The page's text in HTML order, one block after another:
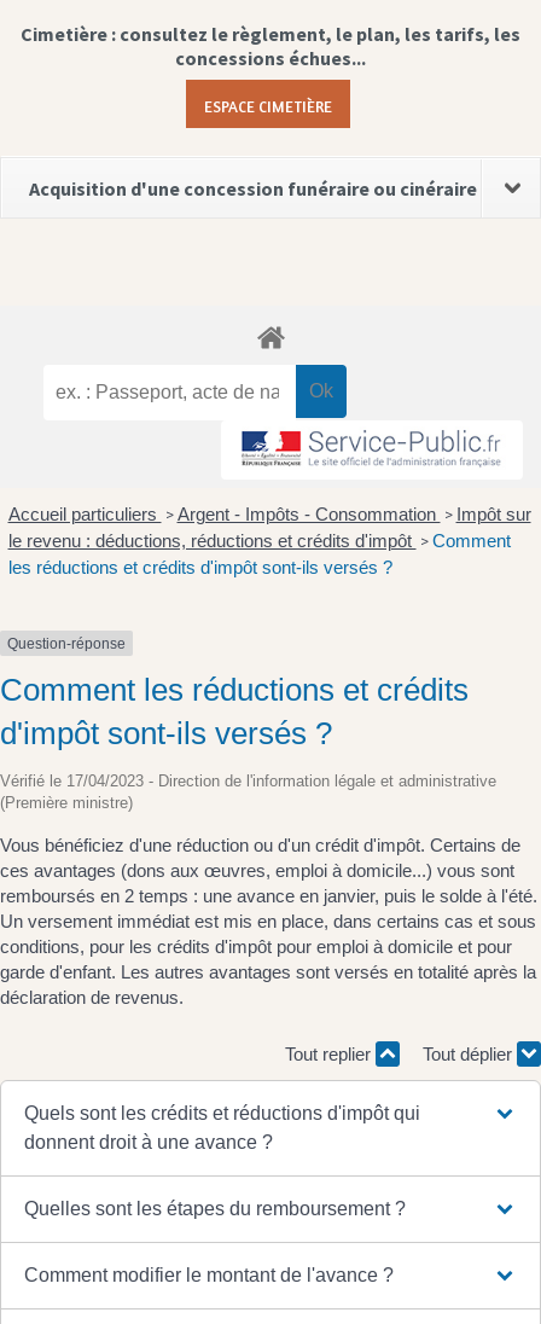
Cimetière : consultez le règlement, le plan, les tarifs, les
concessions échues...
ESPACE CIMETIÈRE
Acquisition d'une concession funéraire ou cinéraire
Accueil particuliers > Argent - Impôts - Consommation > Impôt sur
le revenu : déductions, réductions et crédits d'impôt > Comment
les réductions et crédits d'impôt sont-ils versés ?
Question-réponse
Comment les réductions et crédits
d'impôt sont-ils versés ?
Vérifié le 17/04/2023 - Direction de l'information légale et administrative
(Première ministre)
Vous bénéficiez d'une réduction ou d'un crédit d'impôt. Certains de
ces avantages (dons aux œuvres, emploi à domicile...) vous sont
remboursés en 2 temps : une avance en janvier, puis le solde à l'été.
Un versement immédiat est mis en place, dans certains cas et sous
conditions, pour les crédits d'impôt pour emploi à domicile et pour
garde d'enfant. Les autres avantages sont versés en totalité après la
déclaration de revenus.
Tout replier Tout déplier
Quels sont les crédits et réductions d'impôt qui
donnent droit à une avance ?
Quelles sont les étapes du remboursement ?
Comment modifier le montant de l'avance ?